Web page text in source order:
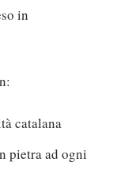
in
catalana
pietra ad ogni